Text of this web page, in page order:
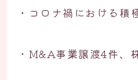
・コロナ禍における積
・M&A事業譲渡4件、